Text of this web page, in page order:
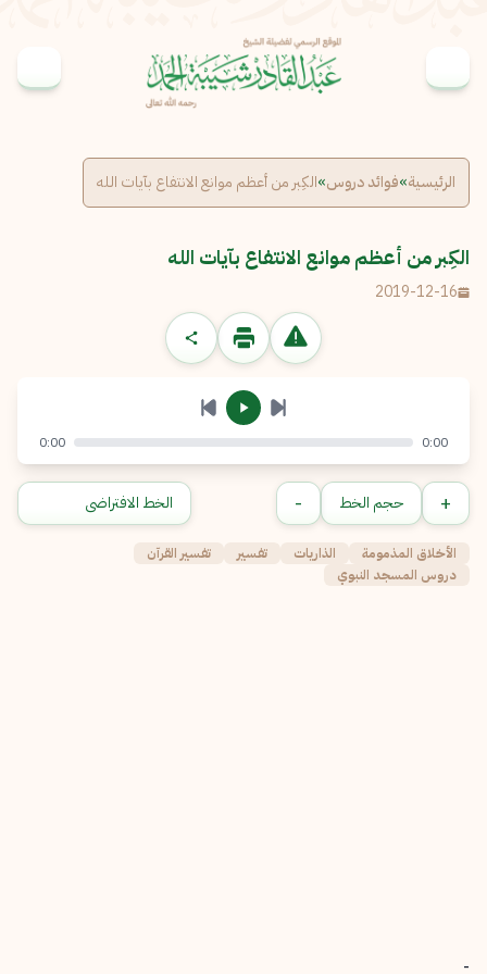
الرئيسية»فوائد دروس»الكِبر من أعظم موانع الانتفاع بآيات الله
الكِبر من أعظم موانع الانتفاع بآيات الله
2019-12-16
الإبلاغ عن مشكلة
الرسالة
إرسال إلغاء
0:00
0:00
+ حجم الخط -
الأخلاق المذمومة الذاريات تفسير
تفسير القرآن
دروس المسجد النبوي
-